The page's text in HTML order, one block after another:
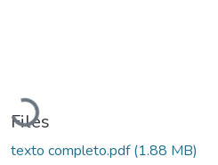
Loading...
Files
texto completo.pdf(1.88 MB)